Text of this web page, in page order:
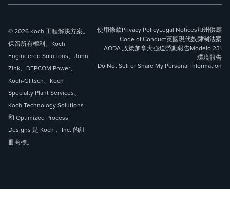
© 2026 Koch 工程解決方案。
保留所有權利。Koch
Engineered Solutions、John
Zink、DEPCOM Power、
Koch-Glitsch、Koch
Specialty Plant Services、
Koch Technology Solutions
和 Optimized Process
Designs 是 Koch， Inc. 的註
冊商標。
使用條款Privacy PolicyLegal Notices加州供應
Code of Conduct英國現代奴隸制法案
AODA 政策加拿大強迫勞動報告Modelo 231
環境報告
Do Not Sell or Share My Personal Information